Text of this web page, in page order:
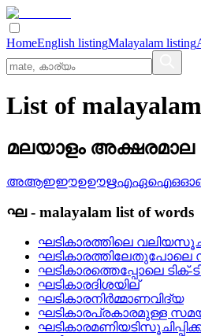
HomeEnglish listingMalayalam listing
List of
മലയാളം അക്ഷരമാല
അആഇഈഉഊഋഎഏഐഒഓ
ഘ- malayalam list of words
ഘടികാരത്തിലെ
ഘടികാരത്തിലേതുപോലെ
ഘടികാരത്തെപ്പോലെ
ഘടികാരദിശയില്
ഘടികാരനിര്‍മ്മാണവിദ്യ
ഘടികാരപ്രകാരമുള്ള